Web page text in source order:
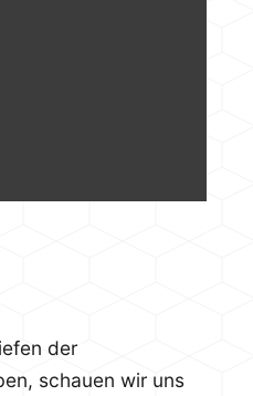
der
schauen wir uns